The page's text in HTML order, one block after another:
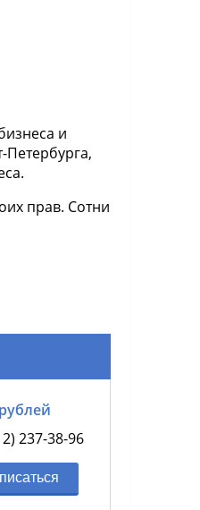
и
прав. Сотни
237-38-96